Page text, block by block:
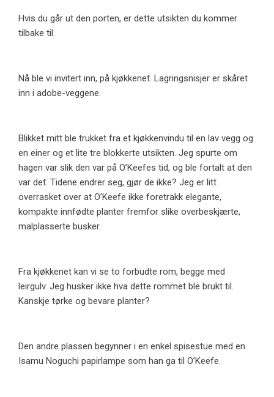
Hvis du går ut den porten, er dette utsikten du kommer
tilbake til.
Nå ble vi invitert inn, på kjøkkenet. Lagringsnisjer er skåret
inn i adobe-veggene.
Blikket mitt ble trukket fra et kjøkkenvindu til en lav vegg og
en einer og et lite tre blokkerte utsikten. Jeg spurte om
hagen var slik den var på O’Keefes tid, og ble fortalt at den
var det. Tidene endrer seg, gjør de ikke? Jeg er litt
overrasket over at O’Keefe ikke foretrakk elegante,
kompakte innfødte planter fremfor slike overbeskjærte,
malplasserte busker.
Fra kjøkkenet kan vi se to forbudte rom, begge med
leirgulv. Jeg husker ikke hva dette rommet ble brukt til.
Kanskje tørke og bevare planter?
Den andre plassen begynner i en enkel spisestue med en
Isamu Noguchi papirlampe som han ga til O’Keefe.